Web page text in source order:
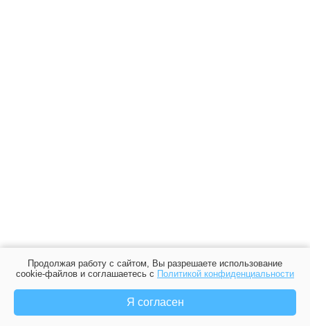
Продолжая работу с сайтом, Вы разрешаете использование
cookie-файлов и соглашаетесь с Политикой конфиденциальности
Я согласен